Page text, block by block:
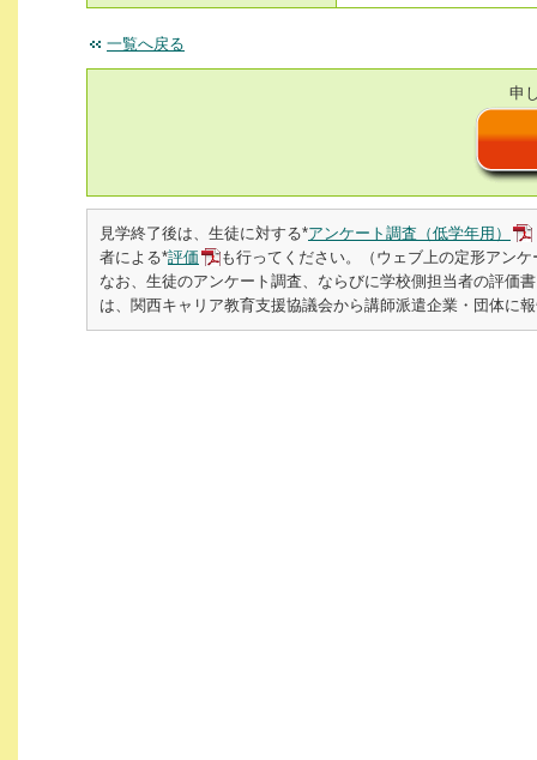
一覧へ戻る
申
見学終了後は、生徒に対する*アンケート調査（低学年用）
者による*評価
も行ってください。（ウェブ上の定形アン
なお、生徒のアンケート調査、ならびに学校側担当者の評価
は、関西キャリア教育支援協議会から講師派遣企業・団体に